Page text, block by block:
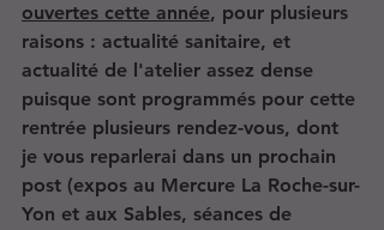
ouvertes cette année, pour plusieurs
raisons : actualité sanitaire, et
actualité de l'atelier assez dense
puisque sont programmés pour cette
rentrée plusieurs rendez-vous, dont
je vous reparlerai dans un prochain
post (expos au Mercure La Roche-sur-
Yon et aux Sables, séances de